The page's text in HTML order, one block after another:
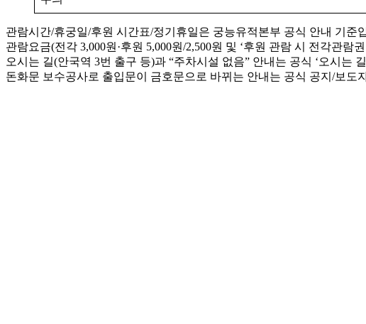
관람시간/휴궁일/후원 시간표/정기휴일은 궁능유적본부 공식 안내 기준
관람요금(전각 3,000원·후원 5,000원/2,500원 및 ‘후원 관람 시 전각관람
오시는 길(안국역 3번 출구 등)과 “주차시설 없음” 안내는 공식 ‘오시는
돈화문 보수공사로 출입문이 금호문으로 바뀌는 안내는 공식 공지/보도